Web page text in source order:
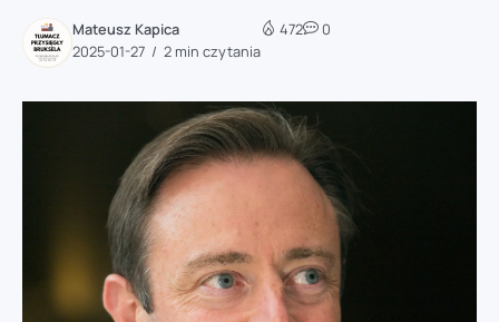
Mateusz Kapica
2025-01-27
2 min czytania
472 0